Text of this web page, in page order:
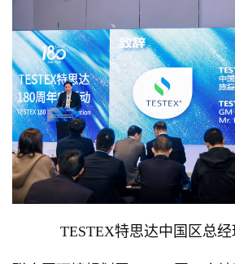
TESTEX特思达中国区总